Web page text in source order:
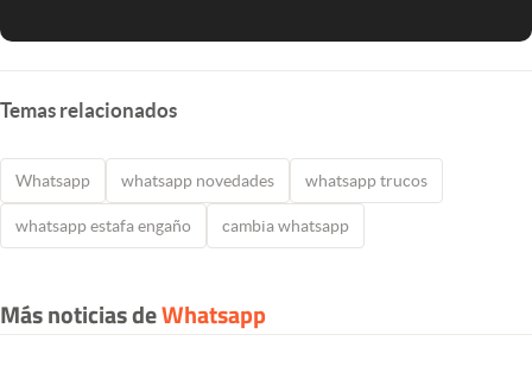
Temas relacionados
Whatsapp whatsapp novedades whatsapp trucos
whatsapp estafa engaño cambia whatsapp
Más noticias deWhatsapp